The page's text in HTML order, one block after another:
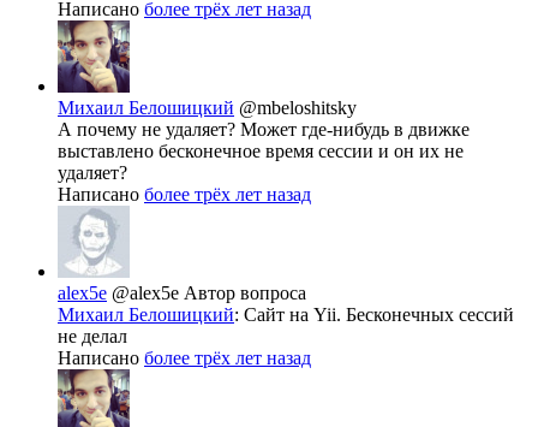
Написано более трёх лет назад
Михаил Белошицкий @mbeloshitsky
А почему не удаляет? Может где-нибудь в движке
выставлено бесконечное время сессии и он их не
удаляет?
Написано более трёх лет назад
alex5e @alex5e Автор вопроса
Михаил Белошицкий: Сайт на Yii. Бесконечных сессий
не делал
Написано более трёх лет назад